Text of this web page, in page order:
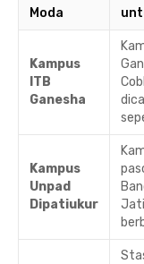
Moda
Kampus
ITB
Ganesha
Kampus
Unpad
Dipatiukur